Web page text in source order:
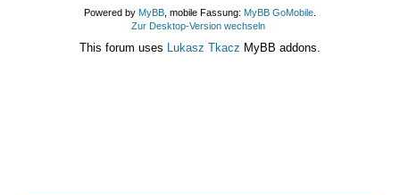
Powered by MyBB , mobile Fassung: MyBB GoMobile
Zur Desktop-Version wechseln
This forum uses Lukasz Tkacz MyBB addons.